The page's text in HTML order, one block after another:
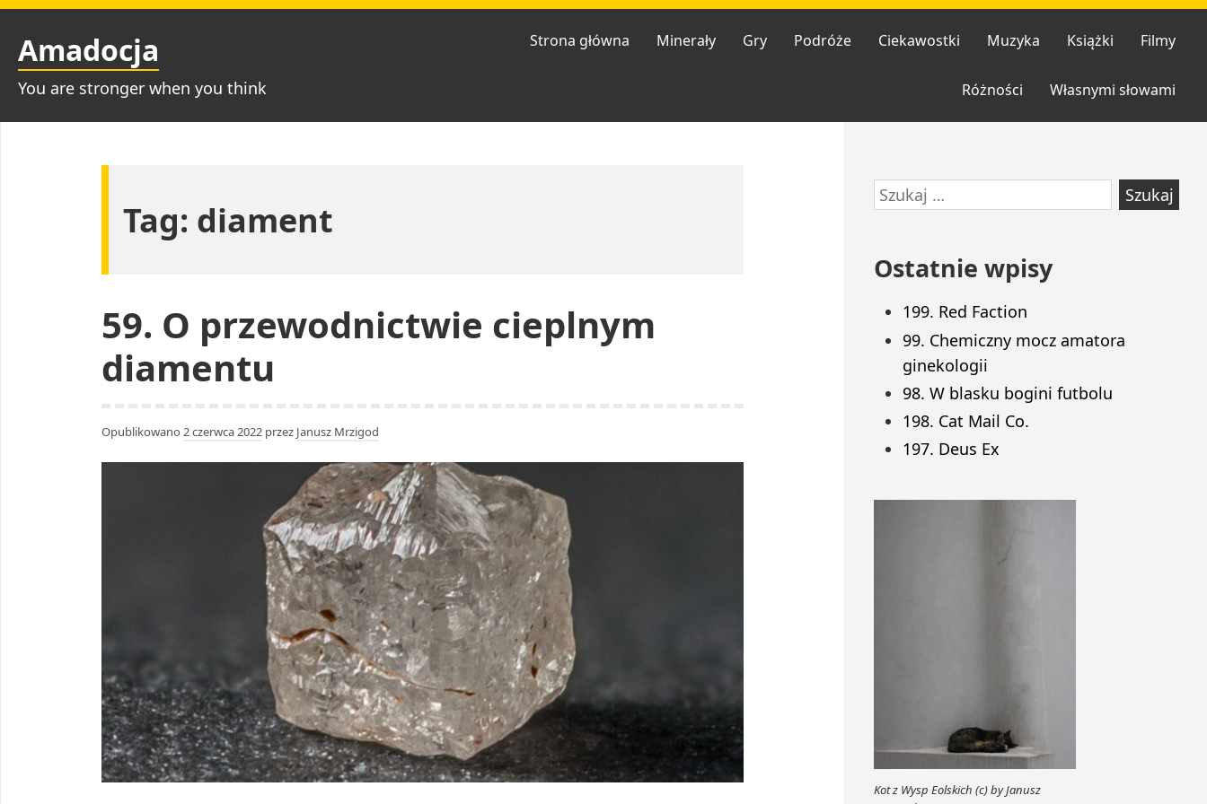
Przejdź
treści
Amadocja
You are stronger when you think
Strona główna Minerały Gry Podróże Ciekawostki Muzyka Książki Filmy
Różności Własnymi słowami
Tag: diament
59. O przewodnictwie cieplnym
diamentu
Opublikowano 2 czerwca 2022 przez Janusz Mrzigod
Przejdź
do
Szukaj:
Ostatnie wpisy
199. Red Faction
99. Chemiczny mocz amatora
ginekologii
98. W blasku bogini futbolu
198. Cat Mail Co.
197. Deus Ex
Kot z Wysp Eolskich (c) by Janusz